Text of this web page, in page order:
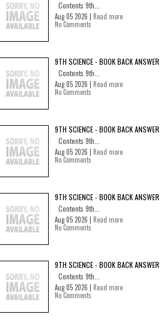
Contents 9th...
Aug 05 2026 | Read more
No Comments
9TH SCIENCE - BOOK BACK
Contents 9th...
Aug 05 2026 | Read more
No Comments
9TH SCIENCE - BOOK BACK
Contents 9th...
Aug 05 2026 | Read more
No Comments
9TH SCIENCE - BOOK BACK
Contents 9th...
Aug 05 2026 | Read more
No Comments
9TH SCIENCE - BOOK BACK
Contents 9th...
Aug 05 2026 | Read more
No Comments